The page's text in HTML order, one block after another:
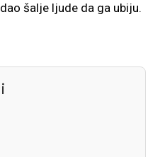
šalje ljude da ga ubiju.